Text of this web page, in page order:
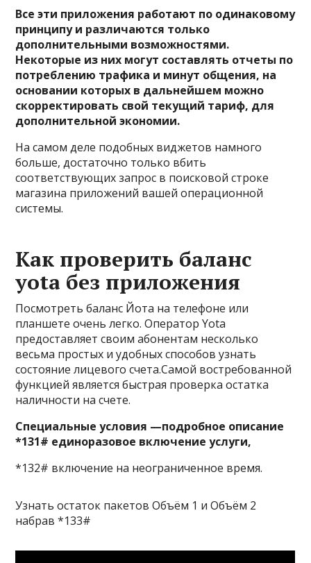
Все эти приложения работают по одинаковому
принципу и различаются только
дополнительными возможностями.
Некоторые из них могут составлять отчеты по
потреблению трафика и минут общения, на
основании которых в дальнейшем можно
скорректировать свой текущий тариф, для
дополнительной экономии.
На самом деле подобных виджетов намного
больше, достаточно только вбить
соответствующих запрос в поисковой строке
магазина приложений вашей операционной
системы.
Как проверить баланс
yota без приложения
Посмотреть баланс Йота на телефоне или
планшете очень легко. Оператор Yota
предоставляет своим абонентам несколько
весьма простых и удобных способов узнать
состояние лицевого счета.Самой востребованной
функцией является быстрая проверка остатка
наличности на счете.
Специальные условия —подробное описание
*131# единоразовое включение услуги,
*132# включение на неограниченное время.
Узнать остаток пакетов Объём 1 и Объём 2
набрав *133#